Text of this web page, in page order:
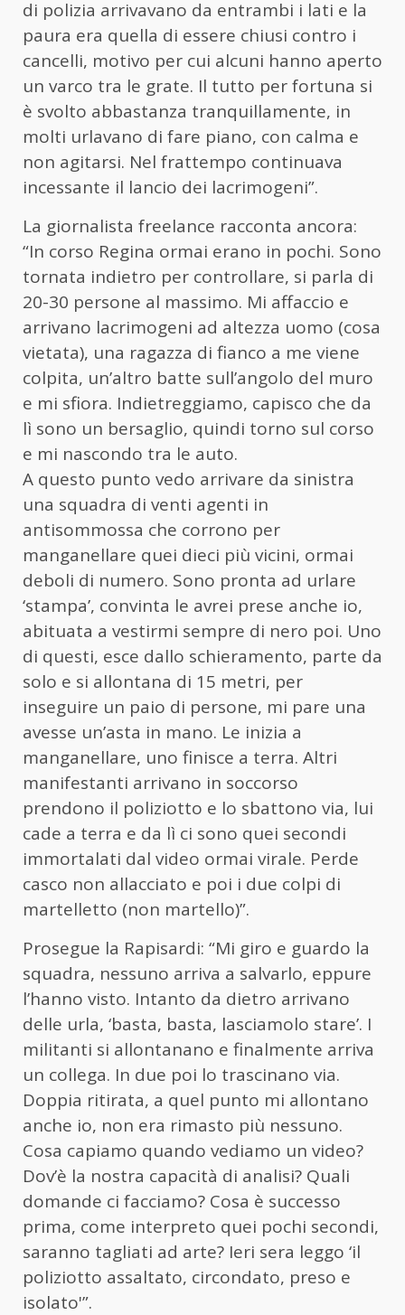
di polizia arrivavano da entrambi i lati e la
paura era quella di essere chiusi contro i
cancelli, motivo per cui alcuni hanno aperto
un varco tra le grate. Il tutto per fortuna si
è svolto abbastanza tranquillamente, in
molti urlavano di fare piano, con calma e
non agitarsi. Nel frattempo continuava
incessante il lancio dei lacrimogeni”.
La giornalista freelance racconta ancora:
“In corso Regina ormai erano in pochi. Sono
tornata indietro per controllare, si parla di
20-30 persone al massimo. Mi affaccio e
arrivano lacrimogeni ad altezza uomo (cosa
vietata), una ragazza di fianco a me viene
colpita, un’altro batte sull’angolo del muro
e mi sfiora. Indietreggiamo, capisco che da
lì sono un bersaglio, quindi torno sul corso
e mi nascondo tra le auto.
A questo punto vedo arrivare da sinistra
una squadra di venti agenti in
antisommossa che corrono per
manganellare quei dieci più vicini, ormai
deboli di numero. Sono pronta ad urlare
‘stampa’, convinta le avrei prese anche io,
abituata a vestirmi sempre di nero poi. Uno
di questi, esce dallo schieramento, parte da
solo e si allontana di 15 metri, per
inseguire un paio di persone, mi pare una
avesse un’asta in mano. Le inizia a
manganellare, uno finisce a terra. Altri
manifestanti arrivano in soccorso
prendono il poliziotto e lo sbattono via, lui
cade a terra e da lì ci sono quei secondi
immortalati dal video ormai virale. Perde
casco non allacciato e poi i due colpi di
martelletto (non martello)”.
Prosegue la Rapisardi: “Mi giro e guardo la
squadra, nessuno arriva a salvarlo, eppure
l’hanno visto. Intanto da dietro arrivano
delle urla, ‘basta, basta, lasciamolo stare’. I
militanti si allontanano e finalmente arriva
un collega. In due poi lo trascinano via.
Doppia ritirata, a quel punto mi allontano
anche io, non era rimasto più nessuno.
Cosa capiamo quando vediamo un video?
Dov’è la nostra capacità di analisi? Quali
domande ci facciamo? Cosa è successo
prima, come interpreto quei pochi secondi,
saranno tagliati ad arte? Ieri sera leggo ‘il
poliziotto assaltato, circondato, preso e
isolato'”.